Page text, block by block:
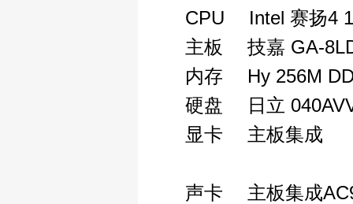
CPU Intel 赛扬4
主板 技嘉 GA-
内存 Hy 256M
硬盘 日立
显卡 主板集成
声卡 主板集成